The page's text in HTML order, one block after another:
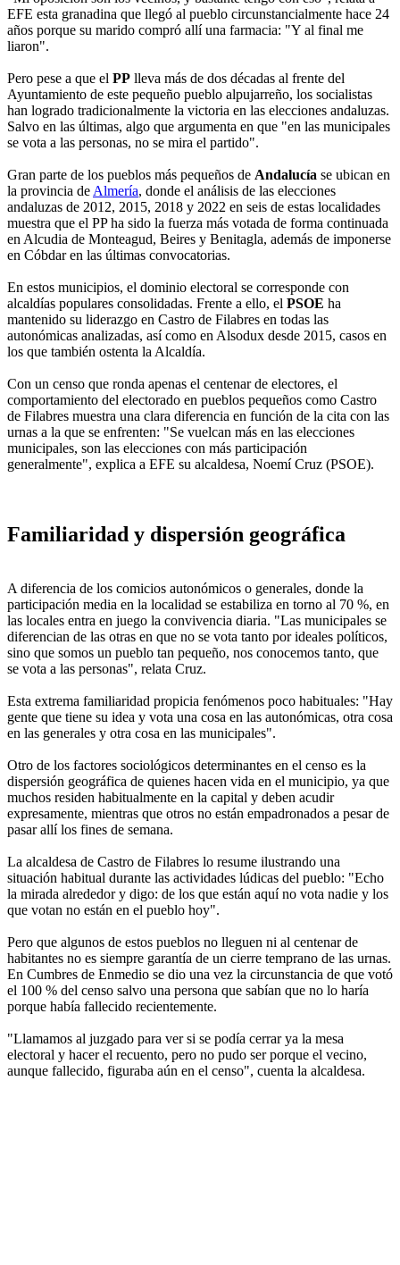
EFE esta granadina que llegó al pueblo circunstancialmente hace 24
años porque su marido compró allí una farmacia: "Y al final me
liaron".
Pero pese a que el PP lleva más de dos décadas al frente del
Ayuntamiento de este pequeño pueblo alpujarreño, los socialistas
han logrado tradicionalmente la victoria en las elecciones andaluzas.
Salvo en las últimas, algo que argumenta en que "en las municipales
se vota a las personas, no se mira el partido".
Gran parte de los pueblos más pequeños de Andalucía se ubican en
la provincia de Almería, donde el análisis de las elecciones
andaluzas de 2012, 2015, 2018 y 2022 en seis de estas localidades
muestra que el PP ha sido la fuerza más votada de forma continuada
en Alcudia de Monteagud, Beires y Benitagla, además de imponerse
en Cóbdar en las últimas convocatorias.
En estos municipios, el dominio electoral se corresponde con
alcaldías populares consolidadas. Frente a ello, el PSOE ha
mantenido su liderazgo en Castro de Filabres en todas las
autonómicas analizadas, así como en Alsodux desde 2015, casos en
los que también ostenta la Alcaldía.
Con un censo que ronda apenas el centenar de electores, el
comportamiento del electorado en pueblos pequeños como Castro
de Filabres muestra una clara diferencia en función de la cita con las
urnas a la que se enfrenten: "Se vuelcan más en las elecciones
municipales, son las elecciones con más participación
generalmente", explica a EFE su alcaldesa, Noemí Cruz (PSOE).
Familiaridad y dispersión geográfica
A diferencia de los comicios autonómicos o generales, donde la
participación media en la localidad se estabiliza en torno al 70 %, en
las locales entra en juego la convivencia diaria. "Las municipales se
diferencian de las otras en que no se vota tanto por ideales políticos,
sino que somos un pueblo tan pequeño, nos conocemos tanto, que
se vota a las personas", relata Cruz.
Esta extrema familiaridad propicia fenómenos poco habituales: "Hay
gente que tiene su idea y vota una cosa en las autonómicas, otra cosa
en las generales y otra cosa en las municipales".
Otro de los factores sociológicos determinantes en el censo es la
dispersión geográfica de quienes hacen vida en el municipio, ya que
muchos residen habitualmente en la capital y deben acudir
expresamente, mientras que otros no están empadronados a pesar de
pasar allí los fines de semana.
La alcaldesa de Castro de Filabres lo resume ilustrando una
situación habitual durante las actividades lúdicas del pueblo: "Echo
la mirada alrededor y digo: de los que están aquí no vota nadie y los
que votan no están en el pueblo hoy".
Pero que algunos de estos pueblos no lleguen ni al centenar de
habitantes no es siempre garantía de un cierre temprano de las urnas.
En Cumbres de Enmedio se dio una vez la circunstancia de que votó
el 100 % del censo salvo una persona que sabían que no lo haría
porque había fallecido recientemente.
"Llamamos al juzgado para ver si se podía cerrar ya la mesa
electoral y hacer el recuento, pero no pudo ser porque el vecino,
aunque fallecido, figuraba aún en el censo", cuenta la alcaldesa.